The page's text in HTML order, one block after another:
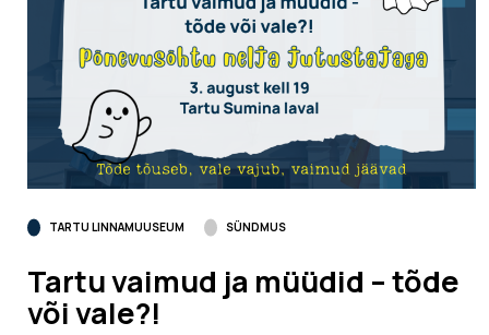
TARTU LINNAMUUSEUM SÜNDMUS
Tartu vaimud ja müüdid – tõde
või vale?!